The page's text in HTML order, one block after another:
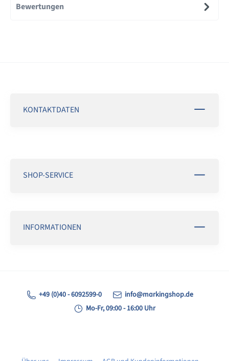
Bewertungen
KONTAKTDATEN
SHOP-SERVICE
INFORMATIONEN
+49 (0)40 - 6092599-0
info@markingshop.de
Mo-Fr, 09:00 - 16:00 Uhr